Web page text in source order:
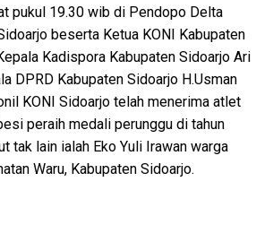
pukul 19.30 wib di Pendopo Delta
beserta Ketua KONI Kabupaten
Kadispora Kabupaten Sidoarjo Ari
DPRD Kabupaten Sidoarjo H.Usman
KONI Sidoarjo telah menerima atlet
peraih medali perunggu di tahun
tak lain ialah Eko Yuli Irawan warga
Waru, Kabupaten Sidoarjo.